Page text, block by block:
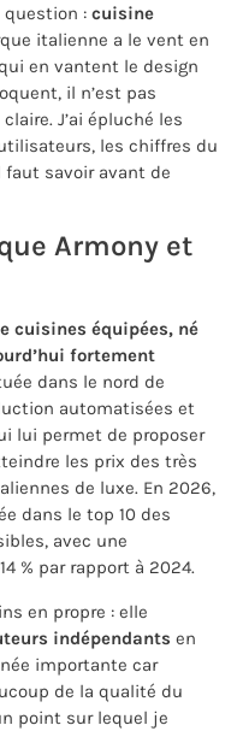
: cuisine
italienne a le vent en
en vantent le design
il n’est pas
J’ai épluché les
les chiffres du
faut savoir avant de
Armony et
cuisines équipées, né
fortement
dans le nord de
automatisées et
lui permet de proposer
les prix des très
de luxe. En 2026,
dans le top 10 des
avec une
% par rapport à 2024.
en propre : elle
indépendants en
importante car
de la qualité du
point sur lequel je